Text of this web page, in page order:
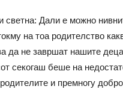
светна: Дали е можно
на тоа родителство
да не завршат нашите
секогаш беше нa
и премногу